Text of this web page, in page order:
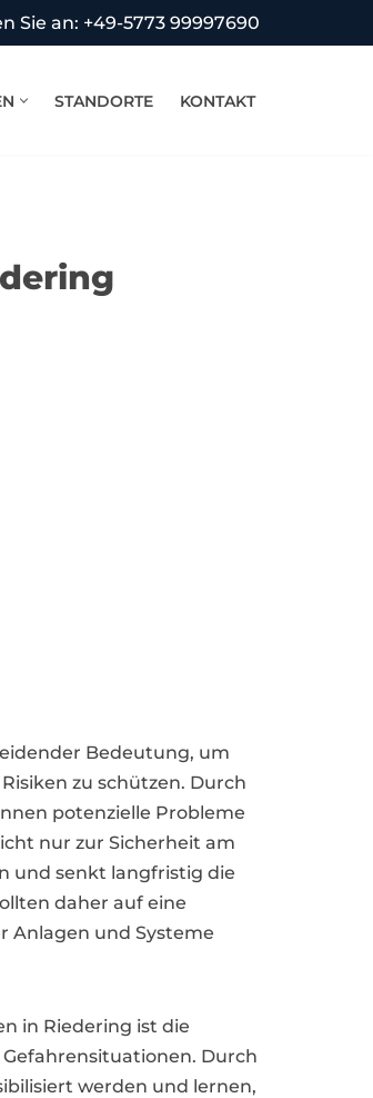
Sie an: +49-5773 99997690
STANDORTE KONTAKT
Bedeutung, um
zu schützen. Durch
potenzielle Probleme
nur zur Sicherheit am
und senkt langfristig die
daher auf eine
Anlagen und Systeme
in Riedering ist die
Durch
werden und lernen,